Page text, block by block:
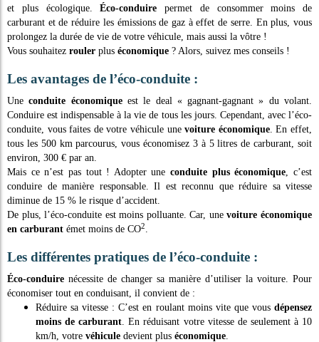
et plus écologique.Éco-conduire permet de consommer moins de
carburant et de réduire les émissions de gaz à effet de serre. En plus, vous
prolongez la durée de vie de votre véhicule, mais aussi la vôtre !
Vous souhaitez rouler plus économique ? Alors, suivez mes conseils !
Les avantages de l’éco-conduite :
Uneconduite économiqueest le deal « gagnant-gagnant » du volant.
Conduire est indispensable à la vie de tous les jours. Cependant, avec l’éco-
conduite, vous faites de votre véhicule unevoiture économique. En effet,
tous les 500 km parcourus, vous économisez 3 à 5 litres de carburant, soit
environ, 300 € par an.
Mais ce n’est pas tout ! Adopter uneconduite plus économique, c’est
conduire de manière responsable. Il est reconnu que réduire sa vitesse
diminue de 15 % le risque d’accident.
De plus, l’éco-conduite est moins polluante. Car, unevoiture économique
en carburant émet moins de CO2.
Les différentes pratiques de l’éco-conduite :
Éco-conduire nécessite de changer sa manière d’utiliser la voiture. Pour
économiser tout en conduisant, il convient de :
Réduire sa vitesse : C’est en roulant moins vite que vous dépensez
moins de carburant. En réduisant votre vitesse de seulement à 10
km/h, votre véhicule devient plus économique.